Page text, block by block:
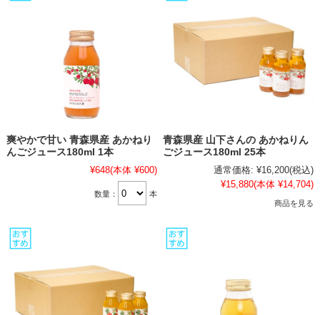
爽やかで甘い 青森県産 あかねり
んごジュース180ml 1本
¥648(本体 ¥600)
数量： 本
青森県産 山下さんの あかねりん
ごジュース180ml 25本
通常価格: ¥16,200(税込)
¥15,880(本体 ¥14,704)
商品を見る